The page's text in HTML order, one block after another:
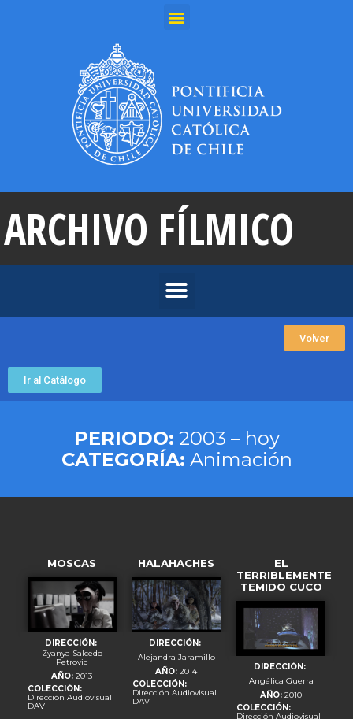
ARCHIVO FÍLMICO
Volver
Ir al Catálogo
PERIODO: 2003 – hoy
CATEGORÍA: Animación
MOSCAS
DIRECCIÓN:
Zyanya Salcedo
Petrovic
AÑO:2013
COLECCIÓN:
Dirección Audiovisual
DAV
HALAHACHES
DIRECCIÓN:
Alejandra Jaramillo
AÑO:2014
COLECCIÓN:
Dirección Audiovisual
DAV
EL
TERRIBLEMENTE
TEMIDO CUCO
DIRECCIÓN:
Angélica Guerra
AÑO:2010
COLECCIÓN:
Dirección Audiovisual